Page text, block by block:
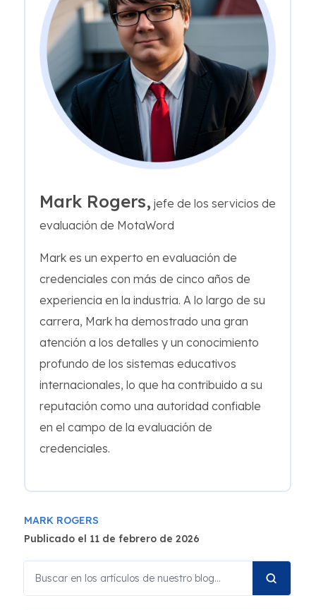
Mark Rogers, jefe de los servicios de
evaluación de MotaWord
Mark es un experto en evaluación de
credenciales con más de cinco años de
experiencia en la industria. A lo largo de su
carrera, Mark ha demostrado una gran
atención a los detalles y un conocimiento
profundo de los sistemas educativos
internacionales, lo que ha contribuido a su
reputación como una autoridad confiable
en el campo de la evaluación de
credenciales.
MARK ROGERS
Publicado el 11 de febrero de 2026